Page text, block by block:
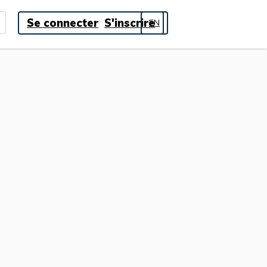
Se connecter S'inscrireEN